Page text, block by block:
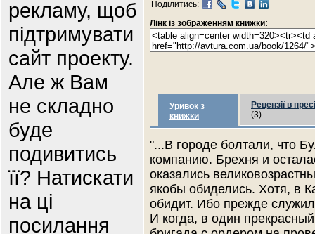
рекламу, щоб
підтримувати
сайт проекту.
Але ж Вам
не складно
буде
подивитись
її? Натискати
на ці
посилання
Поділитись:
Лінк із зображенням книжки:
Уривок з
книжки
Рецензії в пресі
(3)
"...В городе болтали, что
компанию. Брехня и
оказались
якобы обиделись. Хотя, в
обидит. Ибо прежде
И когда, в один